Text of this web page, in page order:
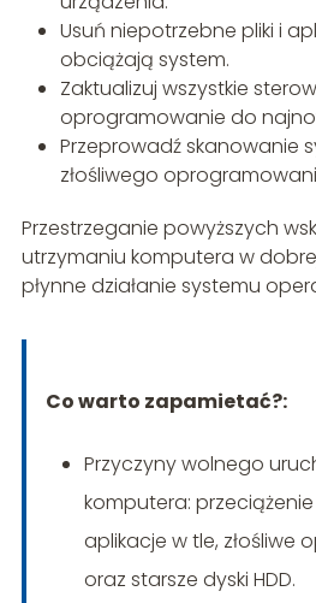
Usuń niepotrzebne pliki i
obciążają system.
Zaktualizuj wszystkie
oprogramowanie do
Przeprowadź skanowanie
złośliwego
Przestrzeganie powyższych
utrzymaniu komputera w
płynne działanie systemu
Co warto zapamietać?:
Przyczyny wolnego
komputera:
aplikacje w tle, złośliwe
oraz starsze dyski HDD.